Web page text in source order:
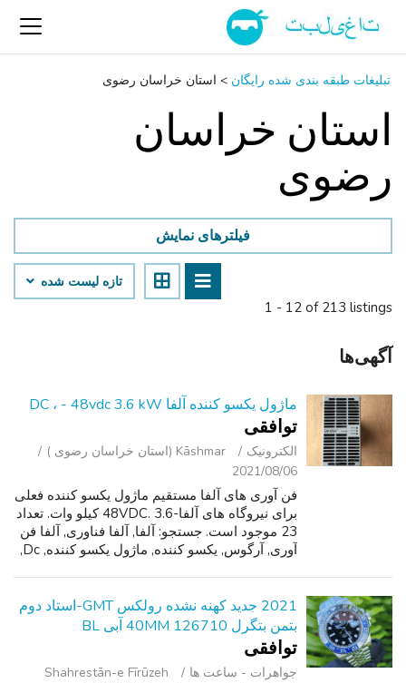
تبلیغات طبقه بندی شده رایگان > استان خراسان رضوی
استان خراسان
رضوی
1 - 12 of 213 listings
فیلترهای نمایش
تازه لیست شده
آگهی‌ها
ماژول یکسو کننده آلفا DC ، - 48vdc 3.6 kW
توافقی
الکترونیک
Kāshmar (استان خراسان رضوی )
2021/08/06
فن آوری های آلفا مستقیم ماژول یکسو کننده فعلی
برای نیروگاه های آلفا-48VDC. 3.6 کیلو وات. تعداد
23 موجود است. جستجو: آلفا, آلفا فناوری, آلفا فن
آوری, آرگوس, یکسو کننده, ماژول یکسو کننده, Dc,
2021 جدید کهنه نشده رولکس GMT-استاد دوم
بتمن بتگرل 40MM 126710 آبی BL
توافقی
جواهرات - ساعت ‌ها
Shahrestān-e Fīrūzeh